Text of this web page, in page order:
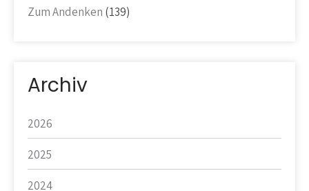
Zum Andenken (139)
Archiv
2026
2025
2024